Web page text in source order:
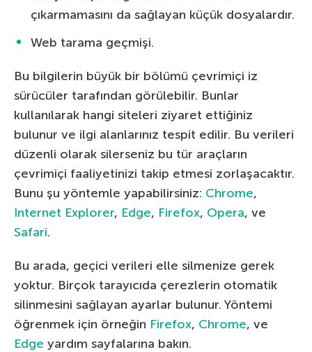
çıkarmamasını da sağlayan küçük dosyalardır.
Web tarama geçmişi.
Bu bilgilerin büyük bir bölümü çevrimiçi iz
sürücüler tarafından görülebilir. Bunlar
kullanılarak hangi siteleri ziyaret ettiğiniz
bulunur ve ilgi alanlarınız tespit edilir. Bu verileri
düzenli olarak silerseniz bu tür araçların
çevrimiçi faaliyetinizi takip etmesi zorlaşacaktır.
Bunu şu yöntemle yapabilirsiniz: Chrome,
Internet Explorer, Edge, Firefox, Opera, ve
Safari.
Bu arada, geçici verileri elle silmenize gerek
yoktur. Birçok tarayıcıda çerezlerin otomatik
silinmesini sağlayan ayarlar bulunur. Yöntemi
öğrenmek için örneğin Firefox, Chrome, ve
Edge yardım sayfalarına bakın.